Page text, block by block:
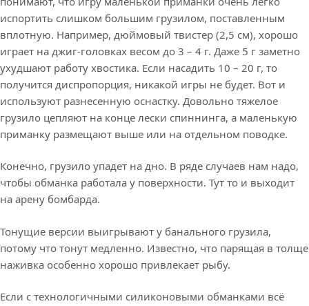
испортить слишком большим грузилом, поставленным
вплотную. Например, дюймовый твистер (2,5 см), хорошо
играет на джиг-головках весом до 3 – 4 г. Даже 5 г заметно
ухудшают работу хвостика. Если насадить 10 – 20 г, то
получится диспропорция, никакой игры не будет. Вот и
используют разнесенную оснастку. Довольно тяжелое
грузило цепляют на конце лески спиннинга, а маленькую
приманку размещают выше или на отдельном поводке.
Конечно, грузило упадет на дно. В ряде случаев нам надо,
чтобы обманка работала у поверхности. Тут то и выходит
на арену бомбарда.
Тонущие версии выигрывают у банального грузила,
потому что тонут медленно. Известно, что парящая в толще
наживка особенно хорошо привлекает рыбу.
Если с технологичными силиконовыми обманками всё